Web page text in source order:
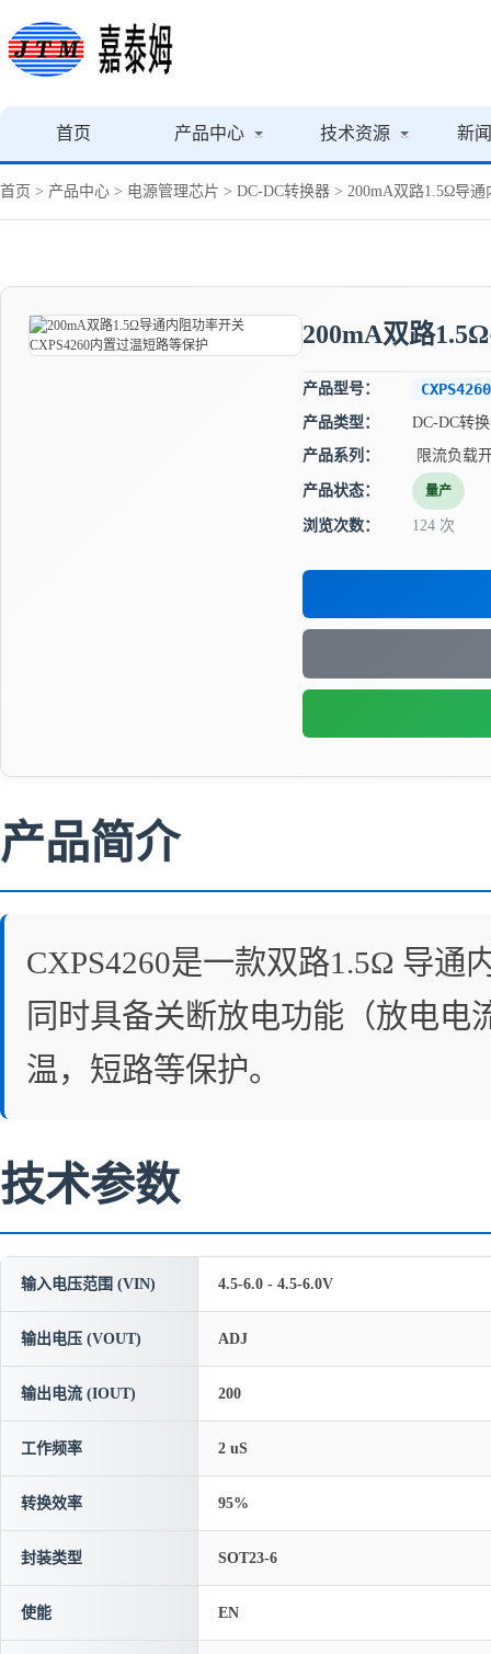
首页 产品中心 技术资源 新
首页 > 产品中心 > 电源管理芯片 > DC-DC转换器 > 200mA双路1.5Ω导通
200mA双路
产品型号： CXPS4260
产品类型：
DC-DC转
产品系列：
限流负载
产品状态： 量产
浏览次数： 124 次
产品简介
CXPS4260是一款双路1.5Ω 导通
同时具备关断放电功能（放电
温，短路等保护。
技术参数
输入电压范围 (VIN) 4.5-6.0 - 4.5-6.0V
输出电压 (VOUT) ADJ
输出电流 (IOUT) 200
工作频率 2 uS
转换效率 95%
封装类型 SOT23-6
使能 EN